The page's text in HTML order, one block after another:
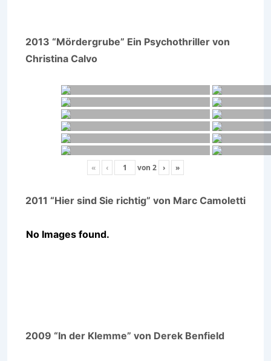
2013 “Mördergrube” Ein Psychothriller von
Christina Calvo
« ‹ von 2 › »
2011 “Hier sind Sie richtig” von Marc Camoletti
No Images found.
2009 “In der Klemme” von Derek Benfield